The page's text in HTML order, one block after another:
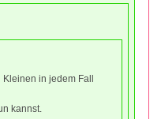
Kleinen in jedem Fall
kannst.